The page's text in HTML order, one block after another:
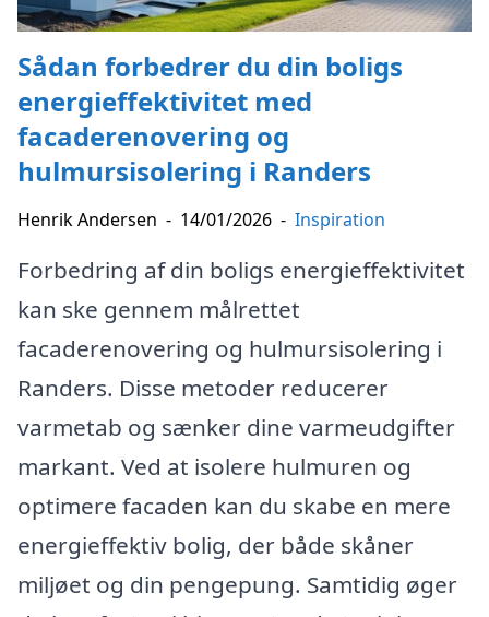
Sådan forbedrer du din boligs
energieffektivitet med
facaderenovering og
hulmursisolering i Randers
Henrik Andersen - 14/01/2026 - Inspiration
Forbedring af din boligs energieffektivitet
kan ske gennem målrettet
facaderenovering og hulmursisolering i
Randers. Disse metoder reducerer
varmetab og sænker dine varmeudgifter
markant. Ved at isolere hulmuren og
optimere facaden kan du skabe en mere
energieffektiv bolig, der både skåner
miljøet og din pengepung. Samtidig øger